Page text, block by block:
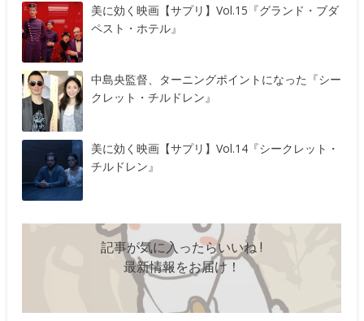
美に効く映画【サプリ】Vol.15『グランド・ブダ
ペスト・ホテル』
中島央監督、ターニングポイントになった『シー
クレット・チルドレン』
美に効く映画【サプリ】Vol.14『シークレット・
チルドレン』
記事が気に入ったらいいね !
最新情報をお届け！